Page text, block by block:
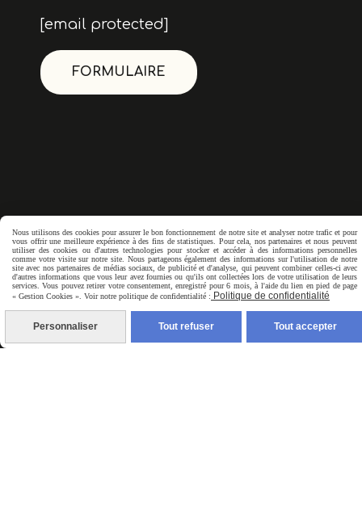
[email protected]
FORMULAIRE
Newsletter
Votre Email
Nous utilisons des cookies pour assurer le bon fonctionnement de notre site et analyser notre trafic et pour
vous offrir une meilleure expérience à des fins de statistiques. Pour cela, nos partenaires et nous peuvent
utiliser des cookies ou d'autres technologies pour stocker et accéder à des informations personnelles
comme votre visite sur notre site. Nous partageons également des informations sur l'utilisation de notre
site avec nos partenaires de médias sociaux, de publicité et d'analyse, qui peuvent combiner celles-ci avec
d'autres informations que vous leur avez fournies ou qu'ils ont collectées lors de votre utilisation de leurs
services. Vous pouvez retirer votre consentement, enregistré pour 6 mois, à l'aide du lien en pied de page
« Gestion Cookies ». Voir notre politique de confidentialité : Politique de confidentialité
Personnaliser Tout refuser Tout accepter